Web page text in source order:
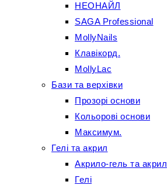
НЕОНАЙЛ
SAGA Professional
MollyNails
Клавікорд.
MollyLac
Бази та верхівки
Прозорі основи
Кольорові основи
Максимум.
Гелі та акрил
Акрило-гель та акрил
Гелі